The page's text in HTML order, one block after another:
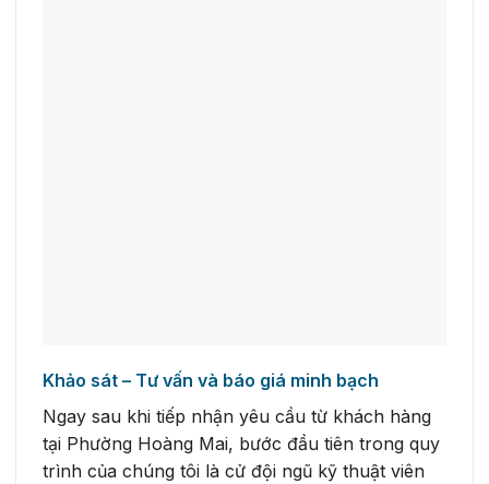
Khảo sát – Tư vấn và báo giá minh bạch
Ngay sau khi tiếp nhận yêu cầu từ khách hàng
tại Phường Hoàng Mai, bước đầu tiên trong quy
trình của chúng tôi là cử đội ngũ kỹ thuật viên